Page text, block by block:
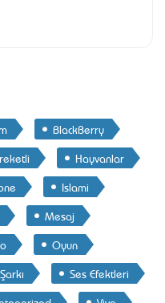
BlackBerry
Hayvanlar
Islami
Mesaj
Oyun
Şarkı
Ses Efektleri